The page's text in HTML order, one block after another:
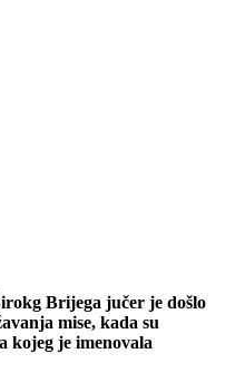
Brijega jučer je došlo
mise, kada su
kojeg je imenovala